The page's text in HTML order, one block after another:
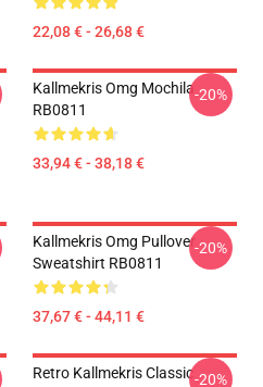
22,08 € - 26,68 €
Kallmekris Omg Mochila
RB0811
33,94 € - 38,18 €
-20%
Kallmekris Omg Pullover
Sweatshirt RB0811
37,67 € - 44,11 €
-20%
Retro Kallmekris Classic-20%